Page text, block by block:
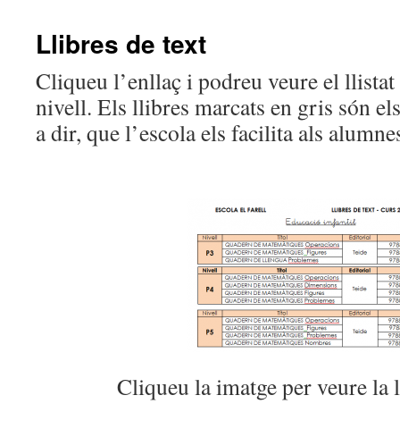
Llibres de text
Cliqueu l’enllaç i podreu veure el
nivell. Els llibres marcats en gris són
a dir, que l’escola els facilita als
Cliqueu la imatge per veure la